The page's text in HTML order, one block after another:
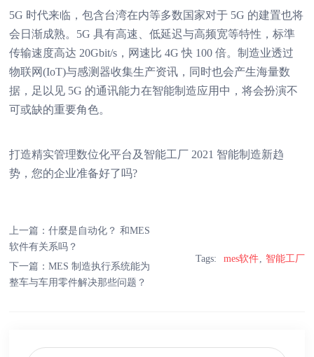
5G 时代来临，包含台湾在内等多数国家对于 5G 的建置也将
会日渐成熟。5G 具有高速、低延迟与高频宽等特性，标準
传输速度高达 20Gbit/s，网速比 4G 快 100 倍。制造业透过
物联网(IoT)与感测器收集生产资讯，同时也会产生海量数
据，足以见 5G 的通讯能力在智能制造应用中，将会扮演不
可或缺的重要角色。
打造精实管理数位化平台及智能工厂 2021 智能制造新趋
势，您的企业准备好了吗?
上一篇：什麼是自动化？ 和MES
软件有关系吗？
下一篇：MES 制造执行系统能为
整车与车用零件解决那些问题？
Tags: mes软件 智能工厂